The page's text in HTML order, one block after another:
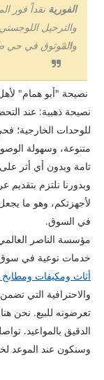
الفورية نقداً فور
والترحيل
والموثوق في حي
نصيحة "أبو همام"
​نصيحة ذهبية: عند
للوحدات الخارجية؛
متنوعة، وسهولة
تامة وبدون أي أثر
وبدورنا نلتزم
لأجهزتكم، وهو ما
في السوق.
مؤسسة الناصر
خدمات نوعية في
أثاث ومكيفات
والاحترافية التي
تعرضونه للبيع. نحن
الدقيق بالمواعيد.
وسنكون عند الموعد